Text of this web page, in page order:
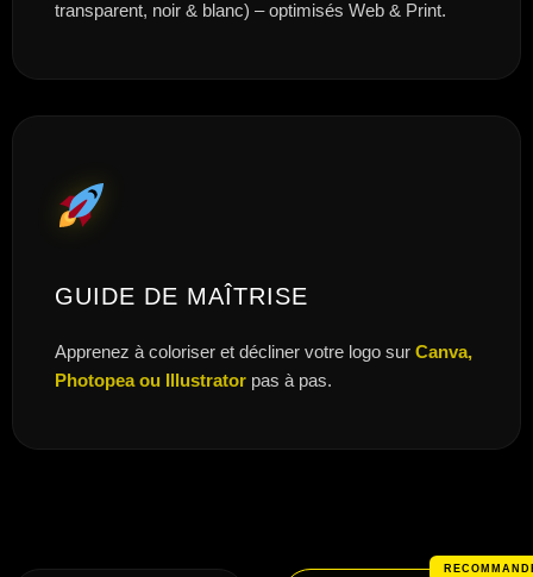
transparent, noir & blanc) – optimisés Web & Print.
GUIDE DE MAÎTRISE
Apprenez à coloriser et décliner votre logo sur Canva,
Photopea ou Illustrator pas à pas.